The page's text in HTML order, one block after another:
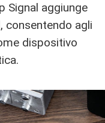
Signal aggiunge
consentendo agli
dispositivo